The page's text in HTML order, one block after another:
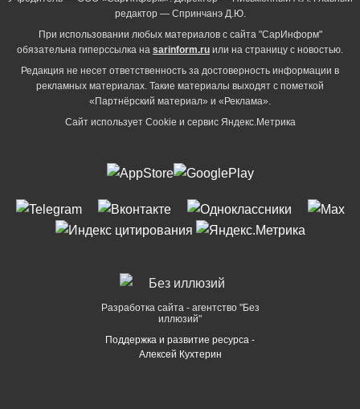
редактор — Спринчанэ Д.Ю.
При использовании любых материалов с сайта "СарИнформ"
обязательна гиперссылка на sarinform.ru или на страницу с новостью.
Редакция не несет ответственность за достоверность информации в
рекламных материалах. Такие материалы выходят с пометкой
«Партнёрский материал» и «Реклама».
Сайт использует Cookie и сервиc Яндекс.Метрика
Разработка сайта - агентство "Без
иллюзий"
Поддержка и развитие ресурса -
Алексей Кухтерин